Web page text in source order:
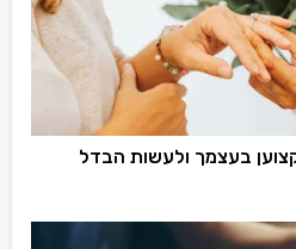
בעצמך ולעשות הבדל